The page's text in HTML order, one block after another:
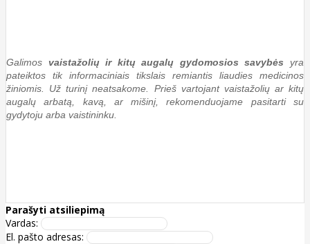
Galimos vaistažolių ir kitų augalų gydomosios savybės yra
pateiktos tik informaciniais tikslais remiantis liaudies medicinos
žiniomis. Už turinį neatsakome. Prieš vartojant vaistažolių ar kitų
augalų arbatą, kavą, ar mišinį, rekomenduojame pasitarti su
gydytoju arba vaistininku.
Parašyti atsiliepimą
Vardas:
El. pašto adresas: